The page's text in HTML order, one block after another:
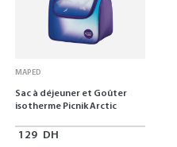
MAPED
Sac à déjeuner et Goûter
isotherme Picnik Arctic
129 DH